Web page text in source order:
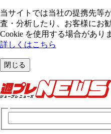
当サイトでは当社の提携先等
査・分析したり、お客様にお
Cookie を使⽤する場合があり
詳しくはこちら
閉じる